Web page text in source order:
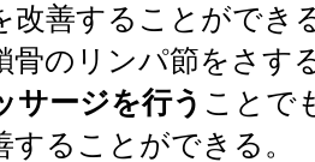
改善することができ
骨のリンパ節をさす
サージを行う ことで
することができる。